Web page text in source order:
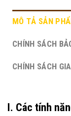
MÔ TẢ SẢN
CHÍNH SÁCH
CHÍNH SÁCH
I. Các tính